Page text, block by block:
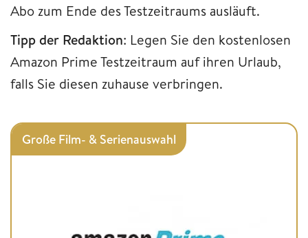
Abo zum Ende des Testzeitraums ausläuft.
Tipp der Redaktion: Legen Sie den kostenlosen
Amazon Prime Testzeitraum auf ihren Urlaub,
falls Sie diesen zuhause verbringen.
Große Film- & Serienauswahl